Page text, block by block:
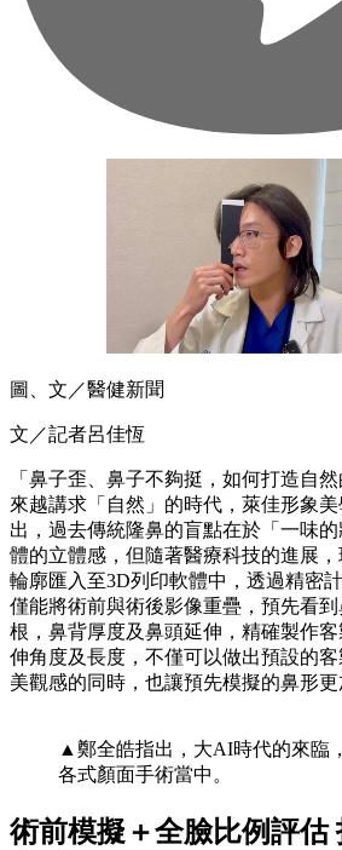
圖、文／醫健新聞
文／記者呂佳恆
「鼻子歪、鼻子不夠挺，如何打造自
來越講求「自然」的時代，萊佳形象
出，過去傳統隆鼻的盲點在於「一味
體的立體感，但隨著醫療科技的進展
輪廓匯入至3D列印軟體中，透過精密
僅能將術前與術後影像重疊，預先看
根，鼻背厚度及鼻頭延伸，精確製作
伸角度及長度，不僅可以做出預設的
美觀感的同時，也讓預先模擬的鼻形更
▲鄭全皓指出，大AI時代的來臨
各式顏面手術當中。
術前模擬＋全臉比例評估